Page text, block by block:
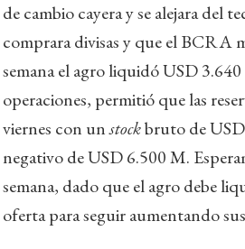
de cambio cayera y se alejara del
comprara divisas y que el BCRA
semana el agro liquidó USD
operaciones, permitió que las
viernes con unstockbruto de
negativo de USD 6.500 M.
semana, dado que el agro debe
oferta para seguir aumentando